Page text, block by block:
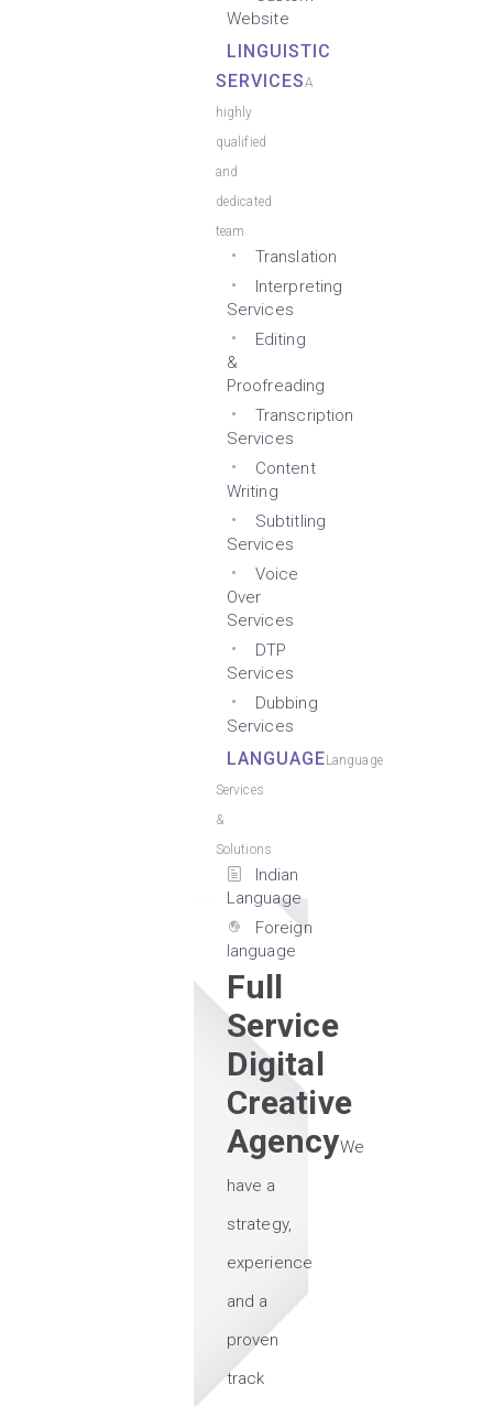
Website
LINGUISTIC
SERVICESA
highly
qualified
and
dedicated
team
Translation
Interpreting
Services
Editing
&
Proofreading
Transcription
Services
Content
Writing
Subtitling
Services
Voice
Over
Services
DTP
Services
Dubbing
Services
LANGUAGELanguage
Services
&
Solutions
Indian
Language
Foreign
language
Full
Service
Digital
Creative
AgencyWe
have a
strategy,
experience
and a
proven
track